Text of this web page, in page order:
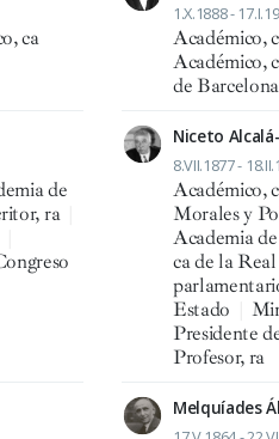
ca
1.X.1888 -
Académico,
Académico,
de Barcelona
de
ra
Niceto
8.VII.1877 -
Académico,
Morales y
Academia
ca de la
Estado
Presidente
Profesor, ra
Melquíades